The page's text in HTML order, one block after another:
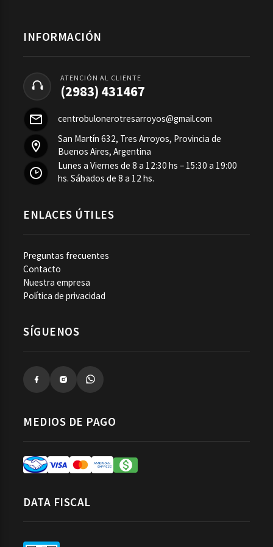
INFORMACIÓN
ATENCIÓN AL CLIENTE
(2983) 431467
centrobulonerotresarroyos@gmail.com
San Martín 632, Tres Arroyos, Provincia de
Buenos Aires, Argentina
Lunes a Viernes de 8 a 12:30 hs – 15:30 a 19:00
hs. Sábados de 8 a 12 hs.
ENLACES ÚTILES
Preguntas frecuentes
Contacto
Nuestra empresa
Política de privacidad
SÍGUENOS
MEDIOS DE PAGO
DATA FISCAL